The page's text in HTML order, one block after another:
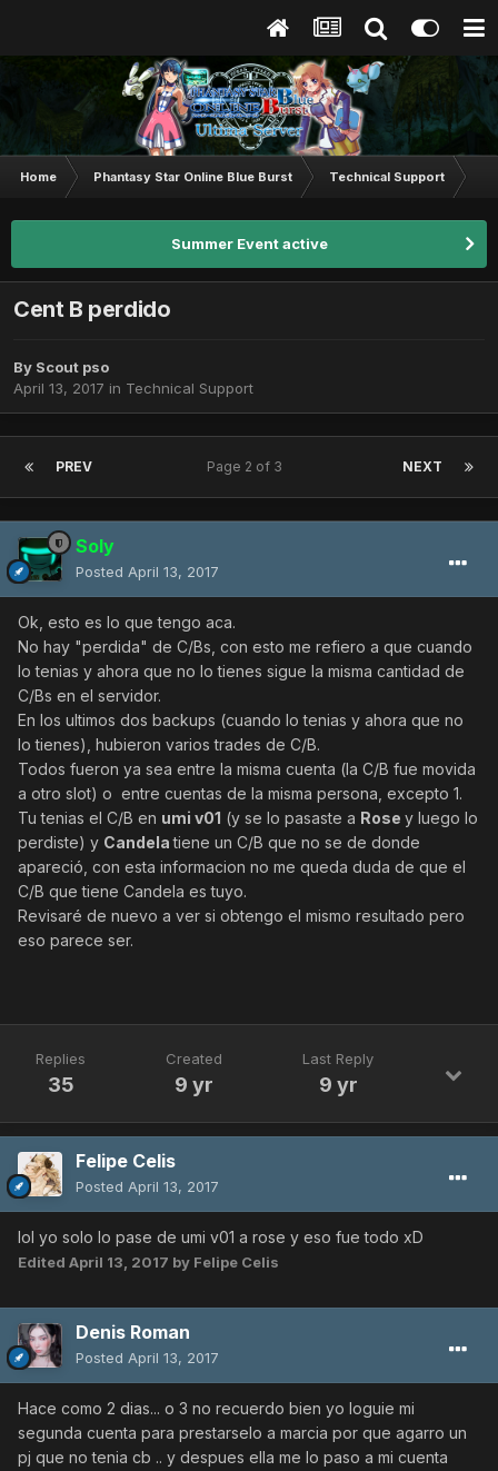
Home Phantasy Star Online Blue Burst Technical Support
Summer Event active
Cent B perdido
By Scout pso
April 13, 2017 in Technical Support
PREV NEXT
Page 2 of 3
Soly
Posted April 13, 2017
Ok, esto es lo que tengo aca.
No hay "perdida" de C/Bs, con esto me refiero a que cuando
lo tenias y ahora que no lo tienes sigue la misma cantidad de
C/Bs en el servidor.
En los ultimos dos backups (cuando lo tenias y ahora que no
lo tienes), hubieron varios trades de C/B.
Todos fueron ya sea entre la misma cuenta (la C/B fue movida
a otro slot) o entre cuentas de la misma persona, excepto 1.
Tu tenias el C/B en umi v01 (y se lo pasaste a Rose y luego lo
perdiste) y Candelatiene un C/B que no se de donde
apareció, con esta informacion no me queda duda de que el
C/B que tiene Candela es tuyo.
Revisaré de nuevo a ver si obtengo el mismo resultado pero
eso parece ser.
Replies
35
Created
9 yr
Last Reply
9 yr
Felipe Celis
Posted April 13, 2017
lol yo solo lo pase de umi v01 a rose y eso fue todo xD
Edited April 13, 2017 by Felipe Celis
Denis Roman
Posted April 13, 2017
Hace como 2 dias... o 3 no recuerdo bien yo loguie mi
segunda cuenta para prestarselo a marcia por que agarro un
pj que no tenia cb .. y despues ella me lo paso a mi cuenta